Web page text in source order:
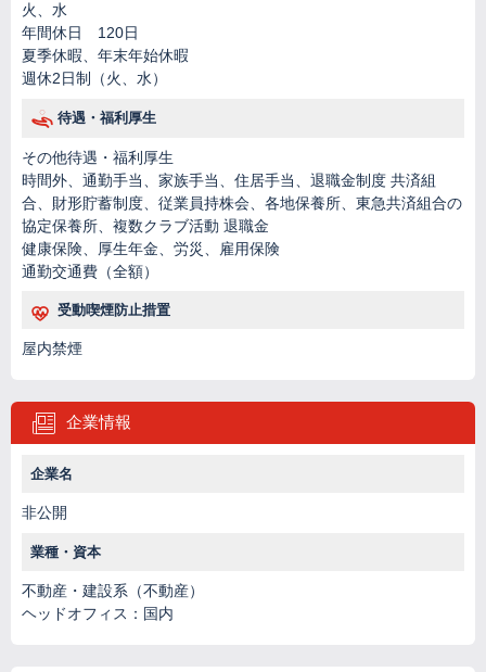
火、水
年間休日 120日
夏季休暇、年末年始休暇
週休2日制（火、水）
待遇・福利厚生
その他待遇・福利厚生
時間外、通勤手当、家族手当、住居手当、退職金制度 共済組
合、財形貯蓄制度、従業員持株会、各地保養所、東急共済組合の
協定保養所、複数クラブ活動 退職金
健康保険、厚生年金、労災、雇用保険
通勤交通費（全額）
受動喫煙防止措置
屋内禁煙
企業情報
企業名
非公開
業種・資本
不動産・建設系（不動産）
ヘッドオフィス：国内